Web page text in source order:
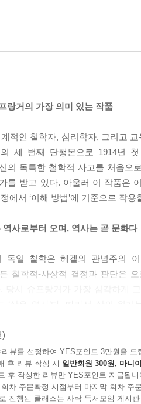
랑거의 가장 의미 있는 작품
적인 철학자, 심리학자, 그리고
세 번째 단행본으로 1914년
의 독특한 철학적 사고를 처음으
를 받고 있다. 아울러 이 작품은
에서 ‘이해 방법’에 기준으로 작
역사로부터 오며, 역사는 곧 문화다
독일 철학은 헤겔의 관념주의
철학적-사상적 결정과 판단은
‘삶은 역사’다. 따라서 삶의 위
토대로 해서만 스스로 구축된
객관물이다. 따라서 삶을 이해하
사적으로 발생하는 문화를 객
은 역사고 동시에 문화라는 객관
것은 곧 문화적 의미의 상실을 뜻
)
뷰를 선정하여 YES포인트 3만원을 드
후 리뷰 작성 시 일반회원 300원, 마니
후 작성한 리뷰만 YES포인트 지급됩니
차 주문확정 시점부터 마지막 회차 주
진행된 클래스는 사락 독서모임 게시